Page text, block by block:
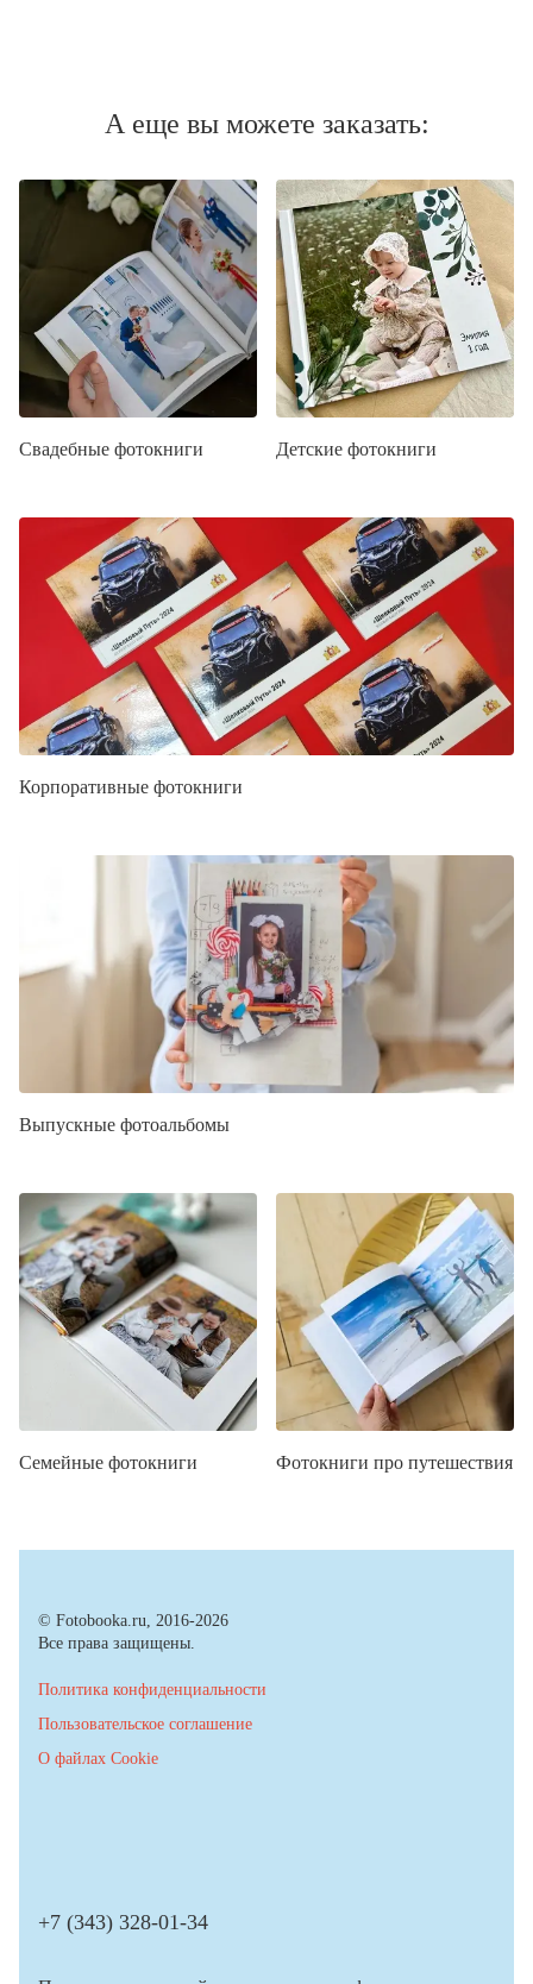
А еще вы можете заказать:
Свадебные фотокниги Детские фотокниги
Корпоративные фотокниги
Выпускные фотоальбомы
Семейные фотокниги Фотокниги про путешествия
© Fotobooka.ru, 2016-2026
Все права защищены.
Политика конфиденциальности
Пользовательское соглашение
О файлах Cookie
+7 (343) 328-01-34